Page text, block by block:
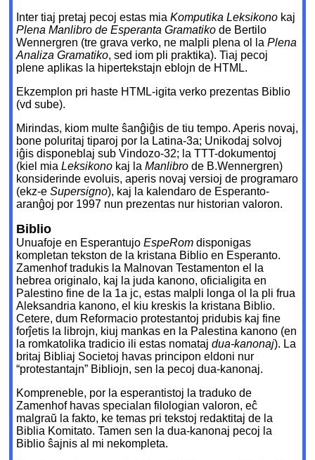
Inter tiaj pretaj pecoj estas miaKomputika Leksikono kaj
Plena Manlibro de Esperanta Gramatiko de Bertilo
Wennergren (tre grava verko, ne malpli plena ol laPlena
Analiza Gramatiko, sed iom pli praktika). Tiaj pecoj
plene aplikas la hipertekstajn eblojn de HTML.
Ekzemplon pri haste HTML-igita verko prezentas Biblio
(vd sube).
Mirindas, kiom multe ŝanĝiĝis de tiu tempo. Aperis novaj,
bone poluritaj tiparoj por la Latina-3a; Unikodaj solvoj
iĝis disponeblaj sub Vindozo-32; la TTT-dokumentoj
(kiel miaLeksikono kaj laManlibro de B.Wennergren)
konsiderinde evoluis, aperis novaj versioj de programaro
(ekz-eSupersigno), kaj la kalendaro de Esperanto-
aranĝoj por 1997 nun prezentas nur historian valoron.
Biblio
Unuafoje en EsperantujoEspeRom disponigas
kompletan tekston de la kristana Biblio en Esperanto.
Zamenhof tradukis la Malnovan Testamenton el la
hebrea originalo, kaj la juda kanono, oficialigita en
Palestino fine de la 1a jc, estas malpli longa ol la pli frua
Aleksandria kanono, el kiu kreskis la kristana Biblio.
Cetere, dum Reformacio protestantoj pridubis kaj fine
forĵetis la librojn, kiuj mankas en la Palestina kanono (en
la romkatolika tradicio ili estas nomatajdua-kanonaj). La
britaj Bibliaj Societoj havas principon eldoni nur
“protestantajn” Bibliojn, sen la pecoj dua-kanonaj.
Kompreneble, por la esperantistoj la traduko de
Zamenhof havas specialan filologian valoron, eĉ
malgraŭ la fakto, ke temas pri tekstoj redaktitaj de la
Biblia Komitato. Tamen sen la dua-kanonaj pecoj la
Biblio ŝajnis al mi nekompleta.